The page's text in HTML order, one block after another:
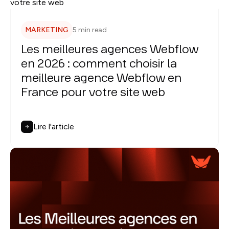
MARKETING 5 min read
Les meilleures agences Webflow
en 2026 : comment choisir la
meilleure agence Webflow en
France pour votre site web
Lire l'article